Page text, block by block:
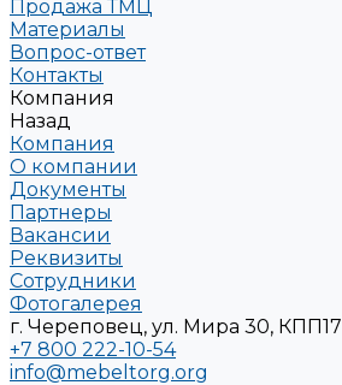
Продажа ТМЦ
Материалы
Вопрос-ответ
Контакты
Компания
Назад
Компания
О компании
Документы
Партнеры
Вакансии
Реквизиты
Сотрудники
Фотогалерея
г. Череповец, ул. Мира 30, КПП17
+7 800 222-10-54
info@mebeltorg.org